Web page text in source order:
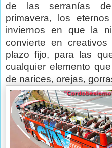
de las serranías
primavera, los
inviernos en que la
convierte en
plazo fijo, para las
cualquier elemento
de narices, orejas,